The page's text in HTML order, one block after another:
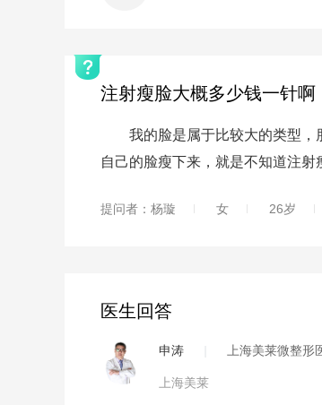
注射瘦脸大概多少钱一针啊
我的脸是属于比较大的类型，
自己的脸瘦下来，就是不知道注射
提问者：杨璇 女 26岁
医生回答
申涛 上海美莱微整形
上海美莱